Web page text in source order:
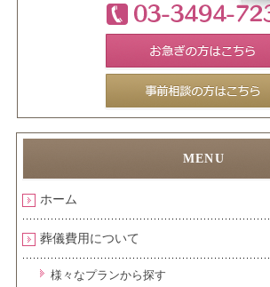
ホーム
葬儀費用について
様々なプランから探す